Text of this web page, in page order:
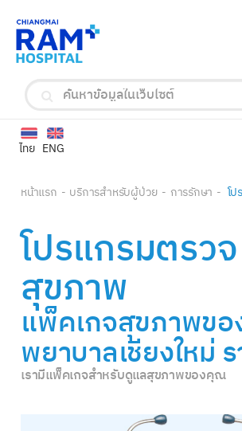
ENG
ไทย
หน้าแรก บริการสำหรับผู้ป่วย การรักษา โ
โปรแกรมตรวจ
สุขภาพ
แพ็คเกจสุขภาพขอ
พยาบาลเชียงใหม่ ร
เรามีแพ็คเกจสำหรับดูแลสุขภาพของคุณ